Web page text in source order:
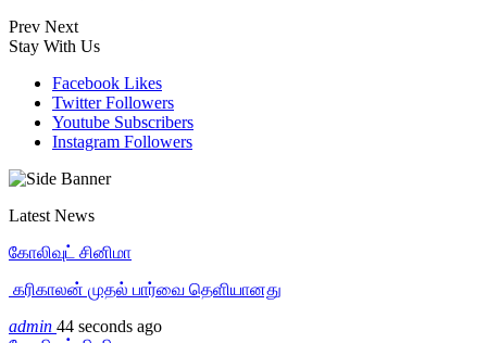
Prev Next
Stay With Us
Facebook Likes
Twitter Followers
Youtube Subscribers
Instagram Followers
Latest News
கோலிவுட் சினிமா
‎ கரிகாலன் முதல் பார்வை தெளியானது
admin 44 seconds ago